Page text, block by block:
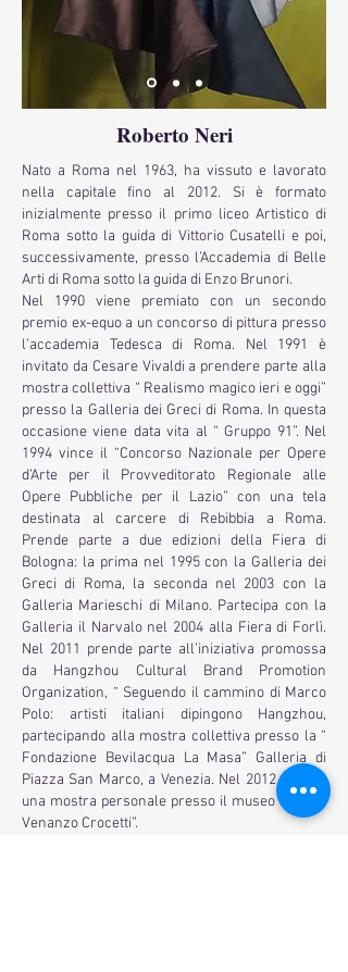
Roberto Neri
Nato a Roma nel 1963, ha vissuto e lavorato
nella capitale fino al 2012. Si è formato
inizialmente presso il primo liceo Artistico di
Roma sotto la guida di Vittorio Cusatelli e poi,
successivamente, presso l’Accademia di Belle
Arti di Roma sotto la guida di Enzo Brunori.
Nel 1990 viene premiato con un secondo
premio ex-equo a un concorso di pittura presso
l’accademia Tedesca di Roma. Nel 1991 è
invitato da Cesare Vivaldi a prendere parte alla
mostra collettiva “ Realismo magico ieri e oggi”
presso la Galleria dei Greci di Roma. In questa
occasione viene data vita al “ Gruppo 91”. Nel
1994 vince il “Concorso Nazionale per Opere
d’Arte per il Provveditorato Regionale alle
Opere Pubbliche per il Lazio” con una tela
destinata al carcere di Rebibbia a Roma.
Prende parte a due edizioni della Fiera di
Bologna: la prima nel 1995 con la Galleria dei
Greci di Roma, la seconda nel 2003 con la
Galleria Marieschi di Milano. Partecipa con la
Galleria il Narvalo nel 2004 alla Fiera di Forlì.
Nel 2011 prende parte all’iniziativa promossa
da Hangzhou Cultural Brand Promotion
Organization, “ Seguendo il cammino di Marco
Polo: artisti italiani dipingono Hangzhou,
partecipando alla mostra collettiva presso la “
Fondazione Bevilacqua La Masa” Galleria di
Piazza San Marco, a Venezia. Nel 2012 esegue
una mostra personale presso il museo d’arte “
Venanzo Crocetti”.